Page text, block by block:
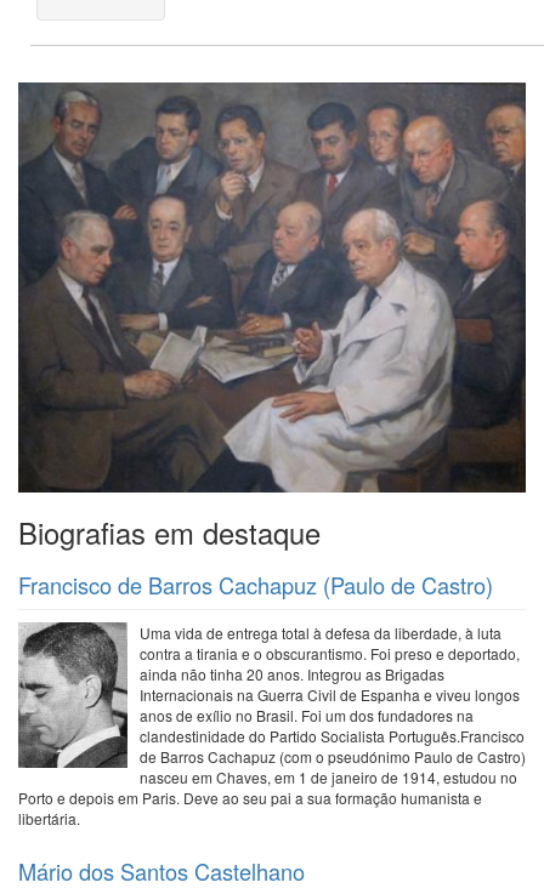
Biografias em destaque
Francisco de Barros Cachapuz (Paulo de Castro)
Uma vida de entrega total à defesa da liberdade, à luta
contra a tirania e o obscurantismo. Foi preso e deportado,
ainda não tinha 20 anos. Integrou as Brigadas
Internacionais na Guerra Civil de Espanha e viveu longos
anos de exílio no Brasil. Foi um dos fundadores na
clandestinidade do Partido Socialista Português.Francisco
de Barros Cachapuz (com o pseudónimo Paulo de Castro)
nasceu em Chaves, em 1 de janeiro de 1914, estudou no
Porto e depois em Paris. Deve ao seu pai a sua formação humanista e
libertária.
Mário dos Santos Castelhano